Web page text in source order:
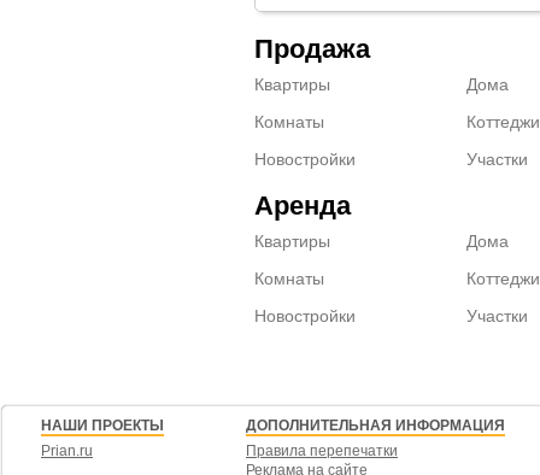
Продажа
Квартиры
Комнаты
Новостройки
Дома
Коттеджи
Участки
Аренда
Квартиры
Комнаты
Новостройки
Дома
Коттеджи
Участки
НАШИ ПРОЕКТЫ
Prian.ru
ДОПОЛНИТЕЛЬНАЯ ИНФОРМАЦИЯ
Правила перепечатки
Реклама на сайте